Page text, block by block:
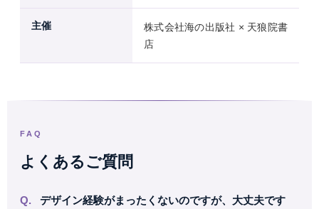
主催
株式会社海の出版社 × 天狼院書
店
FAQ
よくあるご質問
デザイン経験がまったくないのですが、大丈夫です